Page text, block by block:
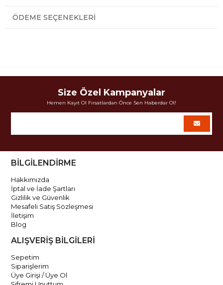
ÖDEME SEÇENEKLERI
Size Özel Kampanyalar
Hemen Kayıt Ol Fırsatlardan Önce Sen Haberdar Ol!
BİLGİLENDİRME
Hakkımızda
İptal ve İade Şartları
Gizlilik ve Güvenlik
Mesafeli Satış Sözleşmesi
İletişim
Blog
ALIŞVERİŞ BİLGİLERİ
Sepetim
Siparişlerim
Üye Girişi / Üye Ol